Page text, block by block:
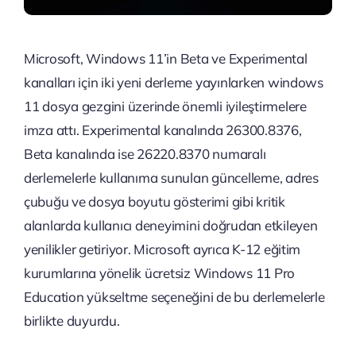
Microsoft, Windows 11’in Beta ve Experimental
kanalları için iki yeni derleme yayınlarken windows
11 dosya gezgini üzerinde önemli iyileştirmelere
imza attı. Experimental kanalında 26300.8376,
Beta kanalında ise 26220.8370 numaralı
derlemelerle kullanıma sunulan güncelleme, adres
çubuğu ve dosya boyutu gösterimi gibi kritik
alanlarda kullanıcı deneyimini doğrudan etkileyen
yenilikler getiriyor. Microsoft ayrıca K-12 eğitim
kurumlarına yönelik ücretsiz Windows 11 Pro
Education yükseltme seçeneğini de bu derlemelerle
birlikte duyurdu.